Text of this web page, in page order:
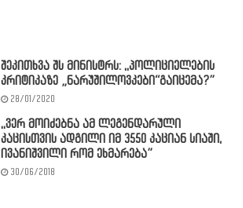
შეკითხვა შს მინისტრს: ,,პოლიციელების
კრიტიკაზე „ნარუშილოვკები“გაიცემა?”
28/01/2020
,,ვერ მოიძებნა ამ ლეგენდარული
კაცისთვის ადგილი იმ 3550 კაციან სიაში,
ივანიშვილი რომ ეხმარება”
30/06/2018